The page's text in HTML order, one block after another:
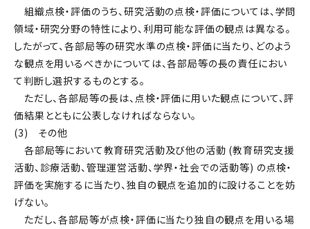
組織点検・評価のうち、研究活動の点検・評価については、学問
領域・研究分野の特性により、利用可能な評価の観点は異なる。
したがって、各部局等の研究水準の点検・評価に当たり、どのよう
な観点を用いるべきかについては、各部局等の長の責任におい
て判断し選択するものとする。
ただし、各部局等の長は、点検・評価に用いた観点について、評
価結果とともに公表しなければならない。
(3) その他
各部局等において教育研究活動及び他の活動 (教育研究支援
活動、診療活動、管理運営活動、学界・社会での活動等) の点検・
評価を実施するに当たり、独自の観点を追加的に設けることを妨
げない。
ただし、各部局等が点検・評価に当たり独自の観点を用いる場